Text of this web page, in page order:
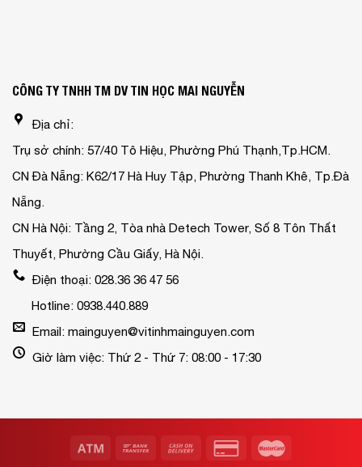
CÔNG TY TNHH TM DV TIN HỌC MAI NGUYỄN
Địa chỉ:
Trụ sở chính: 57/40 Tô Hiệu, Phường Phú Thạnh,Tp.HCM.
CN Đà Nẵng: K62/17 Hà Huy Tập, Phường Thanh Khê, Tp.Đà
Nẵng.
CN Hà Nội: Tầng 2, Tòa nhà Detech Tower, Số 8 Tôn Thất
Thuyết, Phường Cầu Giấy, Hà Nội.
Điện thoại: 028.36 36 47 56
Hotline: 0938.440.889
Email: mainguyen@vitinhmainguyen.com
Giờ làm việc: Thứ 2 - Thứ 7: 08:00 - 17:30